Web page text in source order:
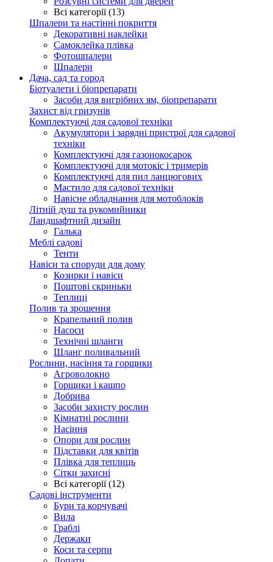
Всі категорії (13)
Шпалери та настінні покриття
Декоративні наклейки
Самоклейка плівка
Фотошпалери
Шпалери
Дача, сад та город
Біотуалети і біопрепарати
Засоби для вигрібних ям, біопрепарати
Захист від гризунів
Комплектуючі для садової техніки
Акумулятори і зарядні пристрої для садової
техніки
Комплектуючі для газонокосарок
Комплектуючі для мотокіс і тримерів
Комплектуючі для пил ланцюгових
Мастило для садової техніки
Навісне обладнання для мотоблоків
Літній душ та рукомийники
Ландшафтний дизайн
Галька
Меблі садові
Тенти
Навіси та споруди для дому
Козирки і навіси
Поштові скриньки
Теплиці
Полив та зрошення
Крапельний полив
Насоси
Технічні шланги
Шланг поливальний
Рослини, насіння та горщики
Агроволокно
Горщики і кашпо
Добрива
Засоби захисту рослин
Кімнатні рослини
Насіння
Опори для рослин
Підставки для квітів
Плівка для теплиць
Сітки захисні
Всі категорії (12)
Садові інструменти
Бури та корчувачі
Вила
Граблі
Держаки
Коси та серпи